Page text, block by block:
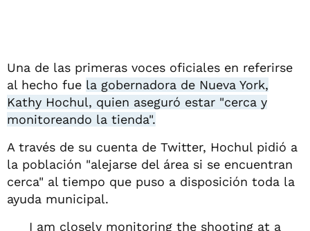
Una de las primeras voces oficiales en referirse
al hecho fue la gobernadora de Nueva York,
Kathy Hochul, quien aseguró estar "cerca y
monitoreando la tienda".
A través de su cuenta de Twitter, Hochul pidió a
la población "alejarse del área si se encuentran
cerca" al tiempo que puso a disposición toda la
ayuda municipal.
I am closely monitoring the shooting at a